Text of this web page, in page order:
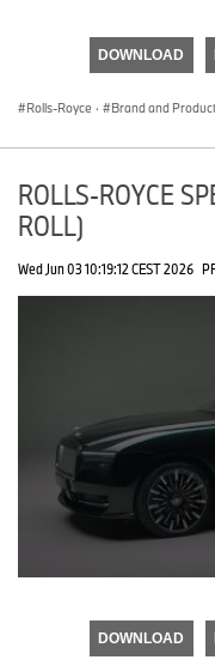
DOWNLOAD
Rolls-Royce · Brand and
ROLLS-ROYCE
ROLL)
Wed Jun 03 10:19:12 CEST 2026
DOWNLOAD